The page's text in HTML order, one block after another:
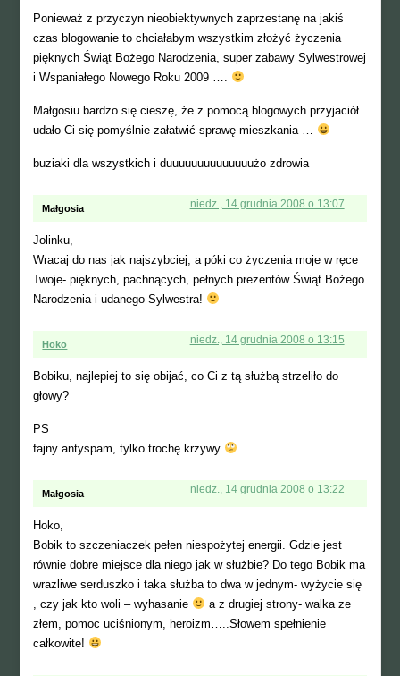
Ponieważ z przyczyn nieobiektywnych zaprzestanę na jakiś
czas blogowanie to chciałabym wszystkim złożyć życzenia
pięknych Świąt Bożego Narodzenia, super zabawy Sylwestrowej
i Wspaniałego Nowego Roku 2009 ….
Małgosiu bardzo się cieszę, że z pomocą blogowych przyjaciół
udało Ci się pomyślnie załatwić sprawę mieszkania …
buziaki dla wszystkich i duuuuuuuuuuuuuużo zdrowia
Małgosia niedz., 14 grudnia 2008 o 13:07
Jolinku,
Wracaj do nas jak najszybciej, a póki co życzenia moje w ręce
Twoje- pięknych, pachnących, pełnych prezentów Świąt Bożego
Narodzenia i udanego Sylwestra!
Hoko niedz., 14 grudnia 2008 o 13:15
Bobiku, najlepiej to się obijać, co Ci z tą służbą strzeliło do
głowy?
PS
fajny antyspam, tylko trochę krzywy
Małgosia niedz., 14 grudnia 2008 o 13:22
Hoko,
Bobik to szczeniaczek pełen niespożytej energii. Gdzie jest
równie dobre miejsce dla niego jak w służbie? Do tego Bobik ma
wrazliwe serduszko i taka służba to dwa w jednym- wyżycie się
, czy jak kto woli – wyhasanie
a z drugiej strony- walka ze
złem, pomoc uciśnionym, heroizm…..Słowem spełnienie
całkowite!